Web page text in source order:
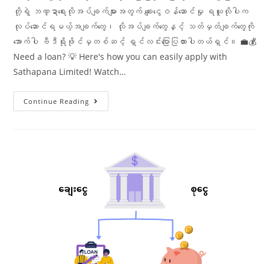
တို့ရဲ့ ဘဏ္ဍာရေးလိုအပ်ချက်များအတွက် ချေးငွေဝန်ဆောင်မှု ရယူလိုပါက
လုပ်ဆောင်ရမယ့်အချက်တွေ၊ လိုအပ်ချက်တွေနှင့် သတ်မှတ်ချက်တွေကို
အောက်ပါ ဗီဒီရိုဖိုင်မှတစ်ဆင့် ရှင်လင်းပြောပြထားပါတယ်ရှင်။ 💼💰
Need a loan? 💡 Here's how you can easily apply with
Sathapana Limited! Watch…
Continue Reading